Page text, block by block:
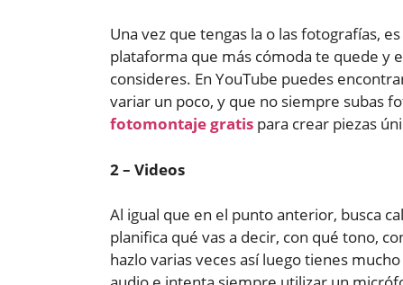
Una vez que tengas la o las fotografías,
plataforma que más cómoda te quede y
consideres. En YouTube puedes
variar un poco, y que no siempre subas
fotomontaje gratis para crear piezas
2 – Videos
Al igual que en el punto anterior, busca
planifica qué vas a decir, con qué tono,
hazlo varias veces así luego tienes